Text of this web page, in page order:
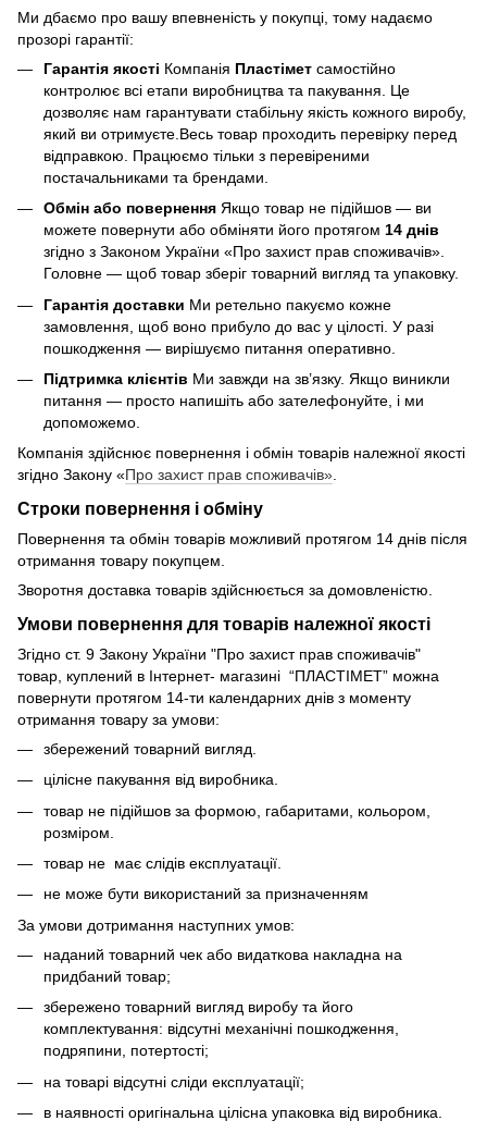
Ми дбаємо про вашу впевненість у покупці, тому надаємо
прозорі гарантії:
Гарантія якості Компанія Пластімет самостійно
контролює всі етапи виробництва та пакування. Це
дозволяє нам гарантувати стабільну якість кожного виробу,
який ви отримуєте.Весь товар проходить перевірку перед
відправкою. Працюємо тільки з перевіреними
постачальниками та брендами.
Обмін або повернення Якщо товар не підійшов — ви
можете повернути або обміняти його протягом 14 днів
згідно з Законом України «Про захист прав споживачів».
Головне — щоб товар зберіг товарний вигляд та упаковку.
Гарантія доставки Ми ретельно пакуємо кожне
замовлення, щоб воно прибуло до вас у цілості. У разі
пошкодження — вирішуємо питання оперативно.
Підтримка клієнтів Ми завжди на зв’язку. Якщо виникли
питання — просто напишіть або зателефонуйте, і ми
допоможемо.
Компанія здійснює повернення і обмін товарів належної якості
згідно Закону «Про захист прав споживачів».
Строки повернення і обміну
Повернення та обмін товарів можливий протягом 14 днів після
отримання товару покупцем.
Зворотня доставка товарів здійснюється за домовленістю.
Умови повернення для товарів належної якості
Згідно ст. 9 Закону України "Про захист прав споживачів"
товар, куплений в Інтернет- магазині “ПЛАСТІМЕТ” можна
повернути протягом 14-ти календарних днів з моменту
отримання товару за умови:
збережений товарний вигляд.
цілісне пакування від виробника.
товар не підійшов за формою, габаритами, кольором,
розміром.
товар не має слідів експлуатації.
не може бути використаний за призначенням
За умови дотримання наступних умов:
наданий товарний чек або видаткова накладна на
придбаний товар;
збережено товарний вигляд виробу та його
комплектування: відсутні механічні пошкодження,
подряпини, потертості;
на товарі відсутні сліди експлуатації;
в наявності оригінальна цілісна упаковка від виробника.